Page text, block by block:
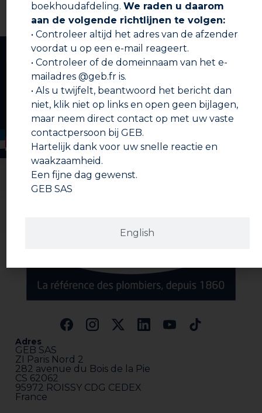
Aanbevolen aantal wikkelingen uitvoeren en draad
afknippen.
Breng het verbindingsstuk aan en schroef vast.
Draai het verbindingsstuk met een sleutel vast. Een
herpositionering van maximaal 1/8e winding is
mogelijk.
Druk toepassen direct weer mogelijk.
Veiligheidsinformatieblad
Presentatievideo
Adres
GEB SAS
ZI Paris Nord 2
282 avenue du Bois de la Pie
CS 62062
95972 ROISSY CDG CEDEX
France
English
boekhoudafdeling. We raden u daarom
aan de volgende richtlijnen te volgen:
• Controleer altijd het adres van de afzender
voordat u op een e-mail reageert.
• Controleer of de domeinnaam van het e-
mailadres @geb.fr is.
• Als u twijfelt, beantwoord het bericht dan
niet, klik niet op links en open geen bijlagen,
maar neem direct contact op met uw vaste
contactpersoon bij GEB.
Hartelijk dank voor uw snelle reactie en
waakzaamheid.
Een fijne dag gewenst.
GEB SAS